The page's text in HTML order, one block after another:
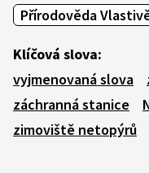
Přírodověda
Klíčová slova:
vyjmenovaná slova
záchranná stanice
zimoviště netopýrů